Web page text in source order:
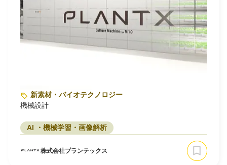
新素材・バイオテクノロジー
機械設計
AI ・機械学習・画像解析
株式会社プランテックス